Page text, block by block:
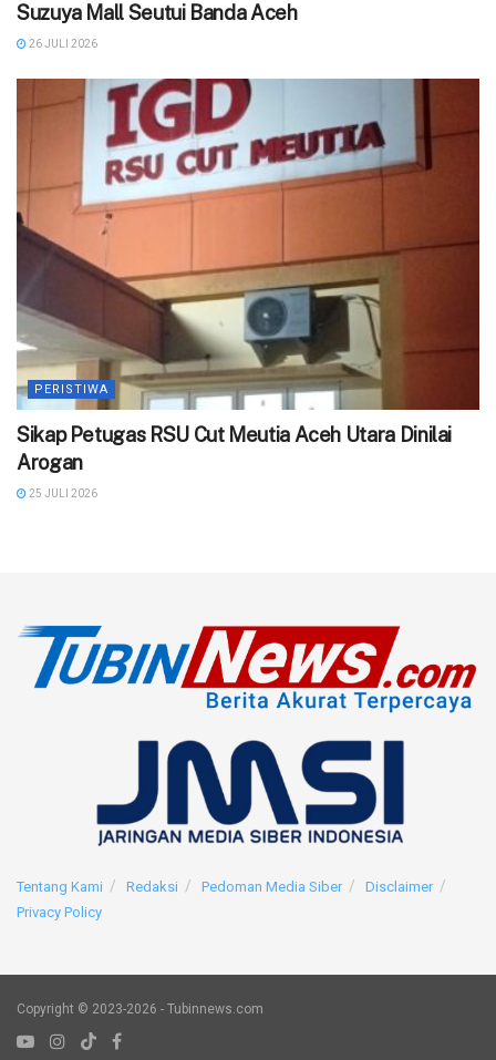
Suzuya Mall Seutui Banda Aceh
26 JULI 2026
PERISTIWA
‎Sikap Petugas RSU Cut Meutia Aceh Utara Dinilai
Arogan
25 JULI 2026
Tentang Kami Redaksi Pedoman Media Siber
Disclaimer
Privacy Policy
Copyright © 2023-2026 - Tubinnews.com